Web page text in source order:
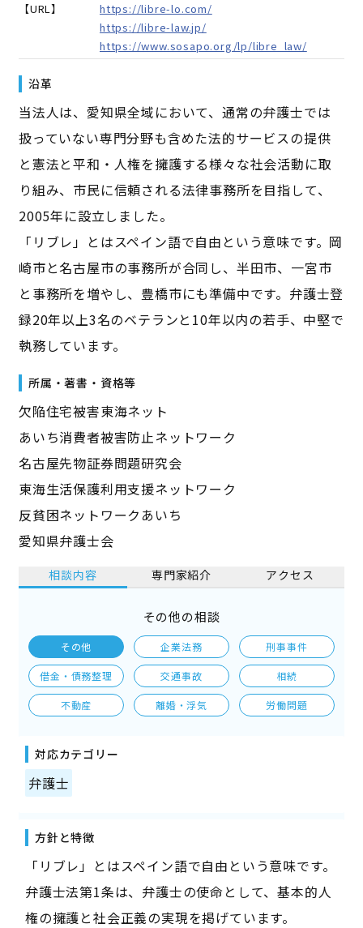
【URL】
https://libre-lo.com/
https://libre-law.jp/
https://www.sosapo.org/lp/libre_law/
沿革
当法人は、愛知県全域において、通常の弁護士では
扱っていない専門分野も含めた法的サービスの提供
と憲法と平和・人権を擁護する様々な社会活動に取
り組み、市民に信頼される法律事務所を目指して、
2005年に設立しました。
「リブレ」とはスペイン語で自由という意味です。岡
崎市と名古屋市の事務所が合同し、半田市、一宮市
と事務所を増やし、豊橋市にも準備中です。弁護士登
録20年以上3名のベテランと10年以内の若手、中堅で
執務しています。
所属・著書・資格等
欠陥住宅被害東海ネット
あいち消費者被害防止ネットワーク
名古屋先物証券問題研究会
東海生活保護利用支援ネットワーク
反貧困ネットワークあいち
愛知県弁護士会
相談内容 専門家紹介 アクセス
その他の相談
その他 企業法務 刑事事件
借金・債務整理 交通事故 相続
不動産 離婚・浮気 労働問題
対応カテゴリー
弁護士
方針と特徴
「リブレ」とはスペイン語で自由という意味です。
弁護士法第1条は、弁護士の使命として、基本的人
権の擁護と社会正義の実現を掲げています。